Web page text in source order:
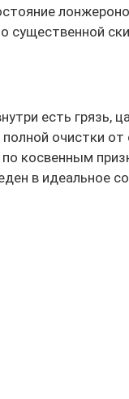
существенной
есть грязь,
полной очистки
косвенным
в идеальное